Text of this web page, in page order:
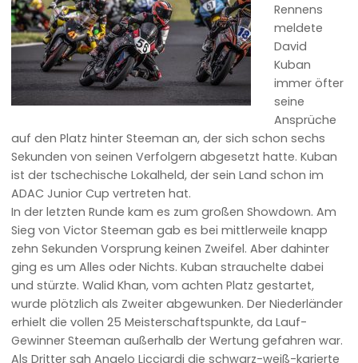
Rennens
meldete
David
Kuban
immer öfter
seine
Ansprüche
auf den Platz hinter Steeman an, der sich schon sechs
Sekunden von seinen Verfolgern abgesetzt hatte. Kuban
ist der tschechische Lokalheld, der sein Land schon im
ADAC Junior Cup vertreten hat.
In der letzten Runde kam es zum großen Showdown. Am
Sieg von Victor Steeman gab es bei mittlerweile knapp
zehn Sekunden Vorsprung keinen Zweifel. Aber dahinter
ging es um Alles oder Nichts. Kuban strauchelte dabei
und stürzte. Walid Khan, vom achten Platz gestartet,
wurde plötzlich als Zweiter abgewunken. Der Niederländer
erhielt die vollen 25 Meisterschaftspunkte, da Lauf-
Gewinner Steeman außerhalb der Wertung gefahren war.
Als Dritter sah Angelo Licciardi die schwarz-weiß-karierte